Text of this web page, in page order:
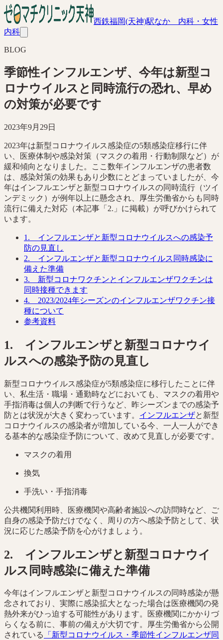
西鉄福岡(天神)駅なか 内科・女性
内科
BLOG
季節性インフルエンザ、今年は新型コ
ロナウイルスと同時流行の恐れ、早め
の対策が必要です
2023年9月29日
2023年は新型コロナウイルス感染症の5類感染症移行に伴
い、医療体制や感染対策（マスクの着用・行動制限など）が
緩和傾向となりました。ここ数年インフルエンザの患者数
は、感染対策の効果もあり少数にとどまっていましたが、今
年はインフルエンザと新型コロナウイルスの同時流行（ツイ
ンデミック）が例年以上に懸念され、厚生労働省からも同時
流行に備えた対応（本記事「2.」に掲載）が呼びかけられて
います。
1. インフルエンザと新型コロナウイルスへの感染予
防の見直し
2. インフルエンザと新型コロナウイルス同時感染に
備えた準備
3. 新型コロナワクチンとインフルエンザワクチンは
同時接種できます
4. 2023/2024年シーズンのインフルエンザワクチン接
種について
参考資料
1. インフルエンザと新型コロナウイ
ルスへの感染予防の見直し
新型コロナウイルス感染症が5類感染症に移行したことに伴
い、私生活・職場・通勤時などにおいても、マスクの着用や
手指消毒は個人の判断で行うなど、昨シーズンまでの感染予
防とは状況が大きく変わっています。 インフルエンザと新型
コロナウイルスの感染者が増加している今、一人一人ができ
る基本的な感染症予防について、改めて見直しが必要です。
マスクの着用
換気
手洗い・手指消毒
公共機関利用時、医療機関や高齢者施設への訪問時など、ご
自身の感染予防だけでなく、周りの方へ感染予防として、状
況に応じた感染予防を心がけましょう。
2. インフルエンザと新型コロナウイ
ルス同時感染に備えた準備
今年はインフルエンザと新型コロナウイルスの同時感染が懸
念されており、実際に感染拡大となった場合は医療機関の発
熱外来がひっ迫する可能性があります。医療機関にかかりづ
らくなる前に、事前の備えが大切です。厚生労働省から公開
されている
「新型コロナウイルス・季節性インフルエンザ同